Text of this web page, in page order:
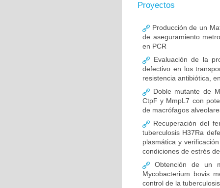
Proyectos
Producción de un
de aseguramiento
en PCR
Evaluación de la
defectivo en los
resistencia antibiótica,
Doble mutante de
CtpF y MmpL7 con
de macrófagos
Recuperación del
tuberculosis H37Ra
plasmática y
condiciones de estrés
Obtención de un
Mycobacterium bovis
control de la